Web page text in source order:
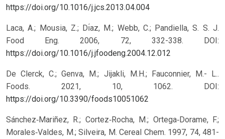
https://doi.org/10.1016/j.jcs.2013.04.004
Laca, A.; Mousia, Z.; Dı́az, M.; Webb, C.; Pandiella, S. S. J.
Food Eng. 2006, 72, 332-338. DOI:
https://doi.org/10.1016/j.jfoodeng.2004.12.012
De Clerck, C.; Genva, M.; Jijakli, M.H.; Fauconnier, M.- L..
Foods. 2021, 10, 1062. DOI:
https://doi.org/10.3390/foods10051062
Sánchez‐Mariñez, R.; Cortez‐Rocha, M.; Ortega‐Dorame, F.;
Morales‐Valdes, M.; Silveira, M. Cereal Chem. 1997, 74, 481-